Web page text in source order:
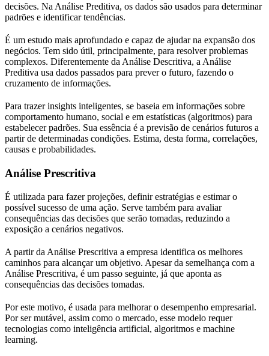
decisões. Na Análise Preditiva, os dados são usados para determinar
padrões e identificar tendências.
É um estudo mais aprofundado e capaz de ajudar na expansão dos
negócios. Tem sido útil, principalmente, para resolver problemas
complexos. Diferentemente da Análise Descritiva, a Análise
Preditiva usa dados passados para prever o futuro, fazendo o
cruzamento de informações.
Para trazer insights inteligentes, se baseia em informações sobre
comportamento humano, social e em estatísticas (algoritmos) para
estabelecer padrões. Sua essência é a previsão de cenários futuros a
partir de determinadas condições. Estima, desta forma, correlações,
causas e probabilidades.
Análise Prescritiva
É utilizada para fazer projeções, definir estratégias e estimar o
possível sucesso de uma ação. Serve também para avaliar
consequências das decisões que serão tomadas, reduzindo a
exposição a cenários negativos.
A partir da Análise Prescritiva a empresa identifica os melhores
caminhos para alcançar um objetivo. Apesar da semelhança com a
Análise Prescritiva, é um passo seguinte, já que aponta as
consequências das decisões tomadas.
Por este motivo, é usada para melhorar o desempenho empresarial.
Por ser mutável, assim como o mercado, esse modelo requer
tecnologias como inteligência artificial, algoritmos e machine
learning.